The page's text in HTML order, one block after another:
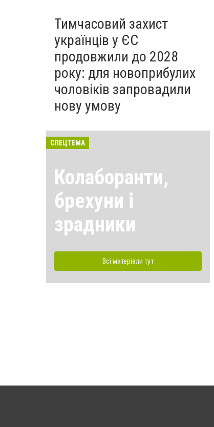
Тимчасовий захист
українців у ЄС
продовжили до 2028
року: для новоприбулих
чоловіків запровадили
нову умову
СПЕЦТЕМА
Колаборанти,
брехуни і
зрадники
Всі матеріали тут